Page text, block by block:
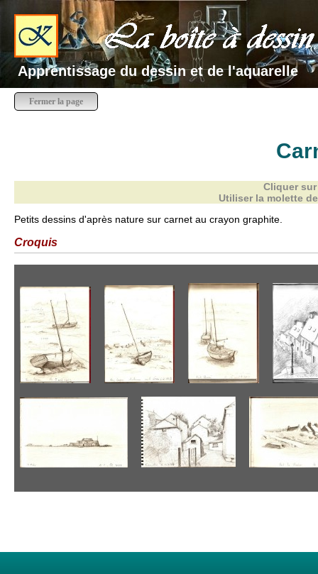
Apprentissage du dessin et de l'aquarelle
Fermer la page
Cliquer
Utiliser la molette
Petits dessins d'après nature sur carnet au crayon graphite.
Croquis